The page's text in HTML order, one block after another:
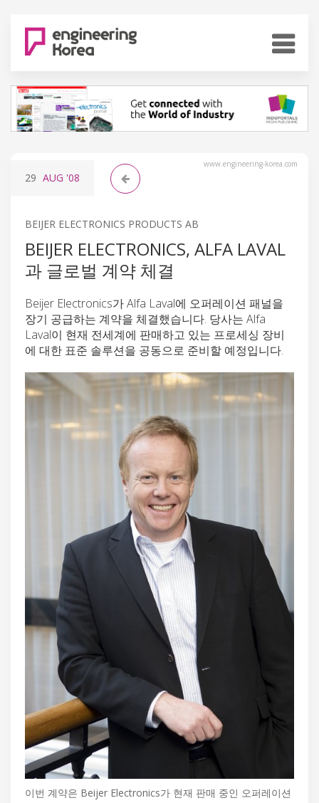
www.engineering-korea.com
29 AUG '08
BEIJER ELECTRONICS PRODUCTS AB
BEIJER ELECTRONICS, ALFA LAVAL
과 글로벌 계약 체결
Beijer Electronics가 Alfa Laval에 오퍼레이션 패널을
장기 공급하는 계약을 체결했습니다. 당사는 Alfa
Laval이 현재 전세계에 판매하고 있는 프로세싱 장비
에 대한 표준 솔루션을 공동으로 준비할 예정입니다.
이번 계약은 Beijer Electronics가 현재 판매 중인 오퍼레이션